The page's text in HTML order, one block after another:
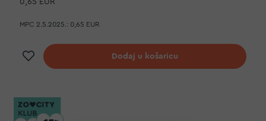
0,65 EUR
MPC 2.5.2025.: 0,65 EUR
Dodaj na listu želja
Dodaj u košaricu